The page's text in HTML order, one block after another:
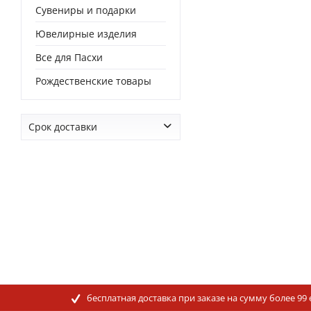
Сувениры и подарки
Ювелирные изделия
Все для Пасхи
Рождественские товары
Срок доставки
бесплатная доставка при заказе на сумму более 99